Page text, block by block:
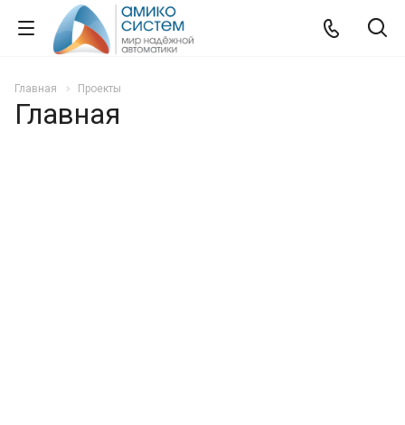
Главная Проекты
Главная